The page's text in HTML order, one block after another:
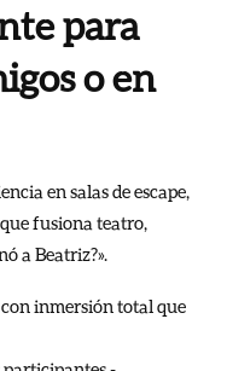
para
o en
en salas de escape,
fusiona teatro,
a Beatriz?».
inmersión total que